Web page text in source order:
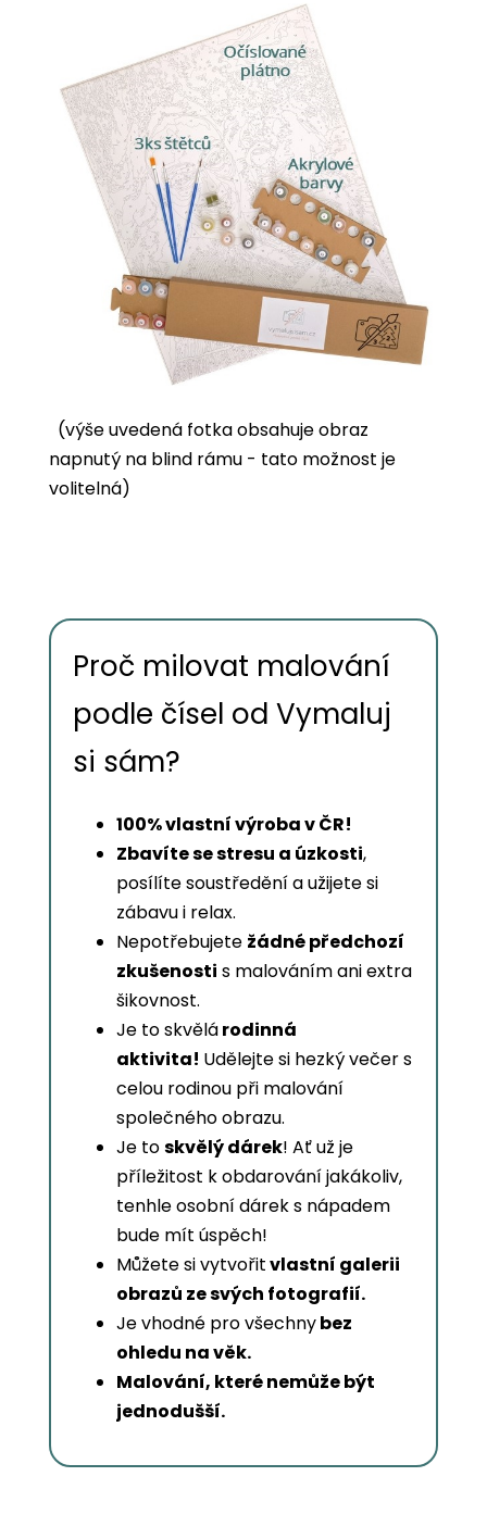
(výše uvedená fotka obsahuje obraz
napnutý na blind rámu - tato možnost je
volitelná)
Proč milovat malování
podle čísel od Vymaluj
si sám?
100% vlastní výroba v ČR!
Zbavíte se stresu a úzkosti,
posílíte soustředění a užijete si
zábavu i relax.
Nepotřebujete žádné předchozí
zkušenosti s malováním ani extra
šikovnost.
Je to skvělárodinná
aktivita! Udělejte si hezký večer s
celou rodinou při malování
společného obrazu.
Je toskvělý dárek! Ať už je
příležitost k obdarování jakákoliv,
tenhle osobní dárek s nápadem
bude mít úspěch!
Můžete si vytvořitvlastní galerii
obrazů ze svých fotografií.
Je vhodné pro všechnybez
ohledu na věk.
Malování, které nemůže být
jednodušší.